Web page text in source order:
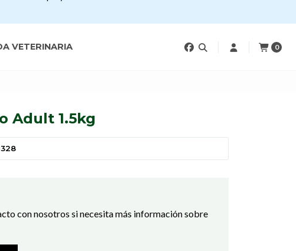
VETERINARIA 0
Adult 1.5kg
con nosotros si necesita más información sobre